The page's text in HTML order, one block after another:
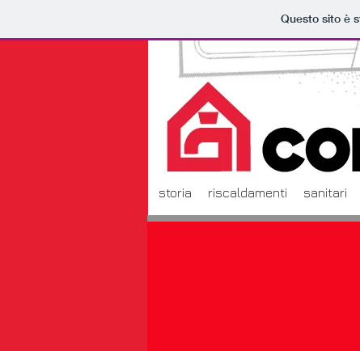
Questo sito è
storia riscaldamenti sanitari